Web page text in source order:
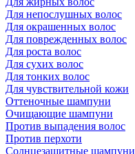
Для непослушных волос
Для окрашенных волос
Для поврежденных волос
Для роста волос
Для сухих волос
Для тонких волос
Для чувствительной кожи
Оттеночные шампуни
Очищающие шампуни
Против выпадения волос
Против перхоти
Солнцезащитные шампуни